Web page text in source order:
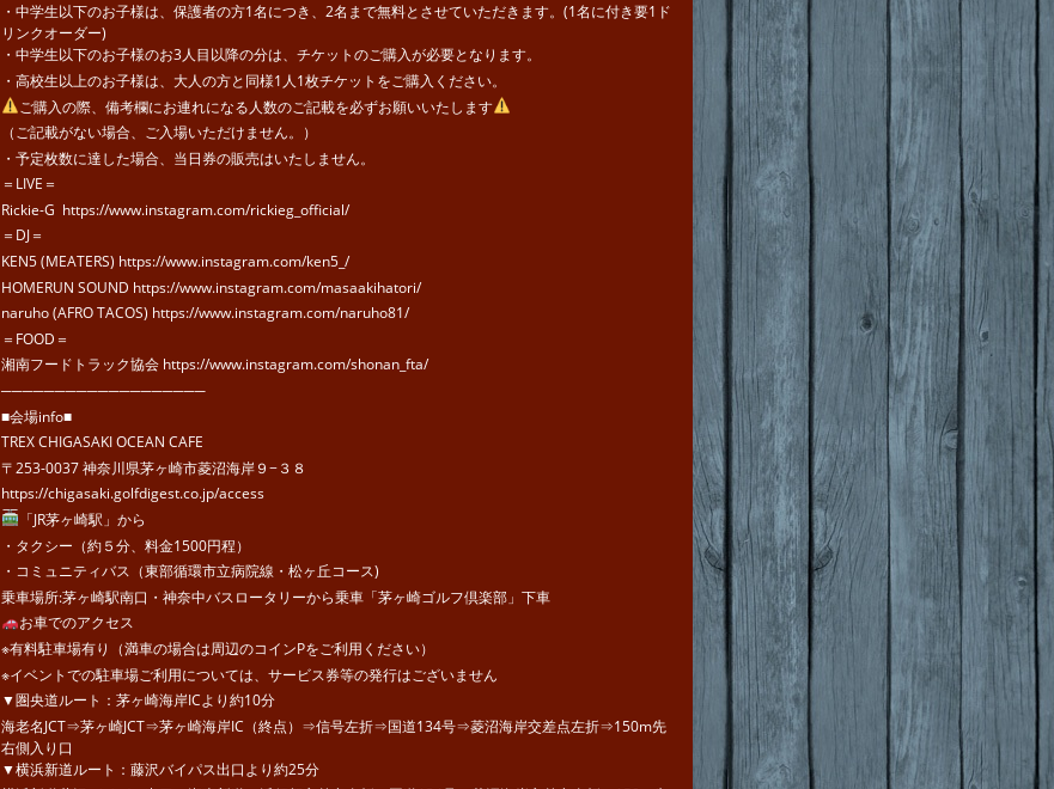
・中学生以下のお子様は、保護者の方1名につき、2名まで無料とさせていただきます。(1名に付き要1ド
リンクオーダー)
・中学生以下のお子様のお3人目以降の分は、チケットのご購入が必要となります。
・高校生以上のお子様は、大人の方と同様1人1枚チケットをご購入ください。
ご購入の際、備考欄にお連れになる人数のご記載を必ずお願いいたします
（ご記載がない場合、ご入場いただけません。）
・予定枚数に達した場合、当日券の販売はいたしません。
＝LIVE＝
Rickie-G https://www.instagram.com/rickieg_official/
＝DJ＝
KEN5 (MEATERS) https://www.instagram.com/ken5_/
HOMERUN SOUND https://www.instagram.com/masaakihatori/
naruho (AFRO TACOS) https://www.instagram.com/naruho81/
＝FOOD＝
湘南フードトラック協会 https://www.instagram.com/shonan_fta/
───────────────────
■会場info■
TREX CHIGASAKI OCEAN CAFE
〒253-0037 神奈川県茅ヶ崎市菱沼海岸９−３８
https://chigasaki.golfdigest.co.jp/access
「JR茅ヶ崎駅」から
・タクシー（約５分、料金1500円程）
・コミュニティバス（東部循環市立病院線・松ヶ丘コース)
乗車場所:茅ヶ崎駅南口・神奈中バスロータリーから乗車「茅ヶ崎ゴルフ倶楽部」下車
お車でのアクセス
※有料駐車場有り（満車の場合は周辺のコインPをご利用ください）
※イベントでの駐車場ご利用については、サービス券等の発行はございません
▼圏央道ルート：茅ヶ崎海岸ICより約10分
海老名JCT⇒茅ヶ崎JCT⇒茅ヶ崎海岸IC（終点）⇒信号左折⇒国道134号⇒菱沼海岸交差点左折⇒150m先
右側入り口
▼横浜新道ルート：藤沢バイパス出口より約25分